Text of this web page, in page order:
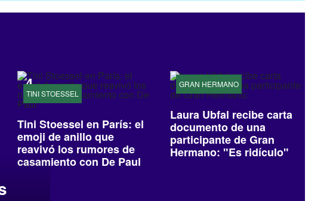
TINI STOESSEL
Tini Stoessel en París: el
emoji de anillo que
reavivó los rumores de
casamiento con De Paul
GRAN HERMANO
Laura Ubfal recibe carta
documento de una
participante de Gran
Hermano: "Es ridículo"